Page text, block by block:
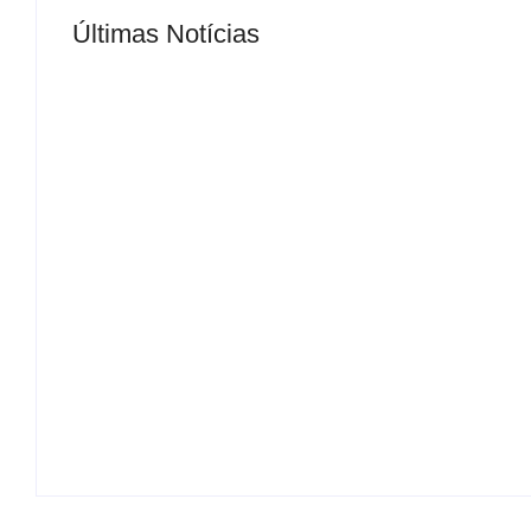
Últimas Notícias